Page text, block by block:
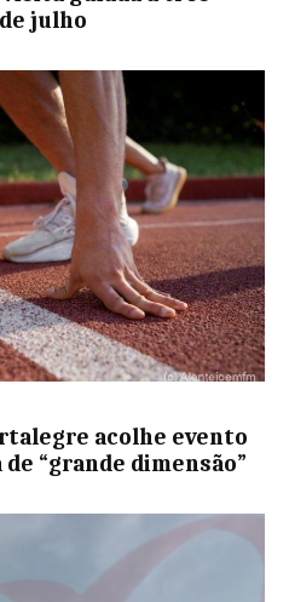
julho
acolhe evento
“grande dimensão”